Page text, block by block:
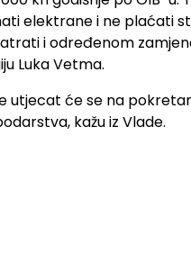
elektrane i ne plaćati
i određenom
Luka Vetma.
utjecat će se na
kažu iz Vlade.